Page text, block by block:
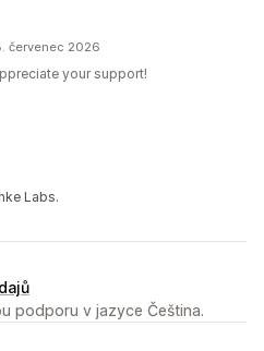
červenec 2026
your support!
Labs.
podporu v jazyce Čeština.